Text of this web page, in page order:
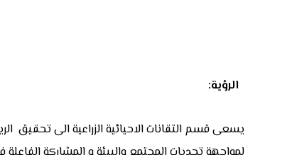
الرؤية:
يسعى قسم التقانات الاحيائية الزراعية الى تحقيق